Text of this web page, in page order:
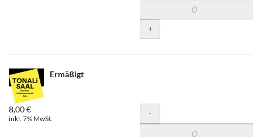
+
Ermäßigt
8,00 €
inkl. 7% MwSt. Menge
-